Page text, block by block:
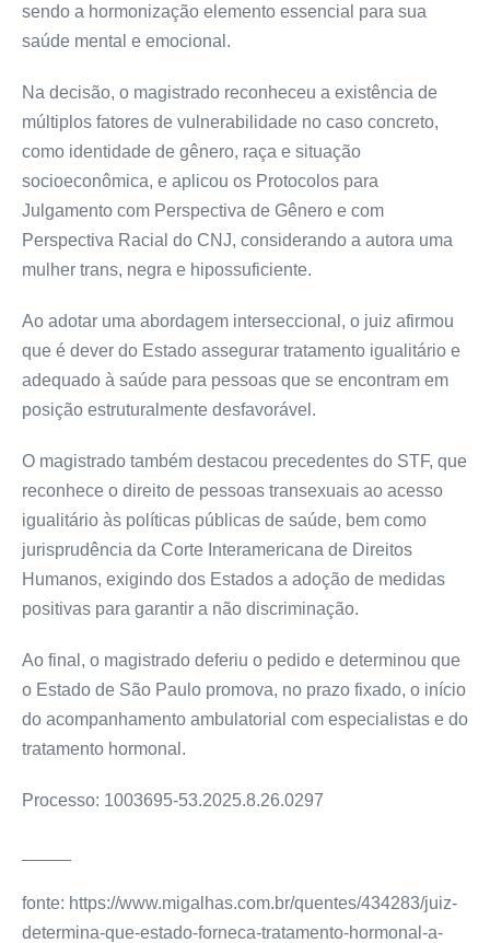
sendo a hormonização elemento essencial para sua
saúde mental e emocional.
Na decisão, o magistrado reconheceu a existência de
múltiplos fatores de vulnerabilidade no caso concreto,
como identidade de gênero, raça e situação
socioeconômica, e aplicou os Protocolos para
Julgamento com Perspectiva de Gênero e com
Perspectiva Racial do CNJ, considerando a autora uma
mulher trans, negra e hipossuficiente.
Ao adotar uma abordagem interseccional, o juiz afirmou
que é dever do Estado assegurar tratamento igualitário e
adequado à saúde para pessoas que se encontram em
posição estruturalmente desfavorável.
O magistrado também destacou precedentes do STF, que
reconhece o direito de pessoas transexuais ao acesso
igualitário às políticas públicas de saúde, bem como
jurisprudência da Corte Interamericana de Direitos
Humanos, exigindo dos Estados a adoção de medidas
positivas para garantir a não discriminação.
Ao final, o magistrado deferiu o pedido e determinou que
o Estado de São Paulo promova, no prazo fixado, o início
do acompanhamento ambulatorial com especialistas e do
tratamento hormonal.
Processo: 1003695-53.2025.8.26.0297
fonte: https://www.migalhas.com.br/quentes/434283/juiz-
determina-que-estado-forneca-tratamento-hormonal-a-